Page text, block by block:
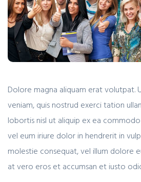
Dolore magna aliquam erat volutpat.
veniam, quis nostrud exerci tation
lobortis nisl ut aliquip ex ea
vel eum iriure dolor in hendrerit in
molestie consequat, vel illum dolore
at vero eros et accumsan et iusto